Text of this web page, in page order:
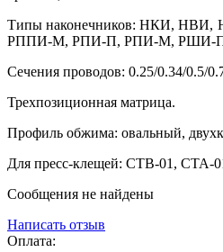
Типы наконечников: НКИ,
РППИ-М, РПИ-П, РПИ-М, РШИ-
Сечения проводов: 0.25/0.34/0.5/
Трехпозиционная матрица.
Профиль обжима: овальный,
Для пресс-клещей: CTB-01, CTA-
Сообщения не найдены
Написать отзыв
Оплата: